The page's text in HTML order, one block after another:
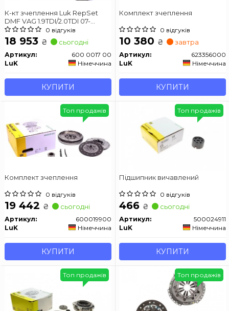
К-кт зчеплення Luk RepSet
DMF VAG 1.9TDI/2.0TDI 07-
62/77/81/103kw0 відгуків
18 953 ₴ сьогодні
Артикул:
600 0017 00
LuK
Німеччина
КУПИТИ
Комплект зчеплення
0 відгуків
10 380 ₴ завтра
Артикул:
623356000
LuK
Німеччина
КУПИТИ
Комплект зчеплення
0 відгуків
19 442 ₴ сьогодні
Артикул:
600019900
LuK
Німеччина
КУПИТИ
Топ продажів
Підшипник вичавлений
0 відгуків
466 ₴ сьогодні
Артикул:
500024911
LuK
Німеччина
КУПИТИ
Топ продажів
Топ продажів Топ продажів